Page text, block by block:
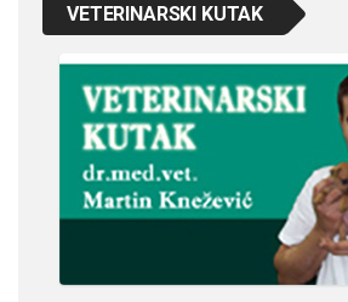
VETERINARSKI KUTAK